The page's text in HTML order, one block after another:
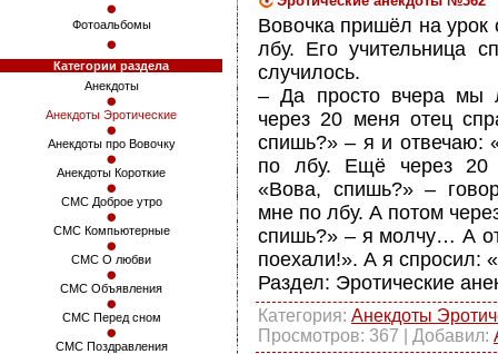
Фотоальбомы
Категории раздела
Анекдоты
Анекдоты Эротические
Анекдоты про Вовочку
Анекдоты Короткие
СМС Доброе утро
СМС Компьютерные
СМС О любви
СМС Объявления
СМС Перед сном
СМС Поздравления
Вовочка пришёл на
лбу. Его учительница
случилось.
– Да просто вчера мы
через 20 меня отец
спишь?» – я и отвечаю:
по лбу. Ещё через 20
«Вова, спишь?» –
мне по лбу. А потом
спишь?» – я молчу… А
поехали!». А я спросил:
Раздел: Эротические
Категория: Анекдоты
Просмотров: 367 | Добавил: